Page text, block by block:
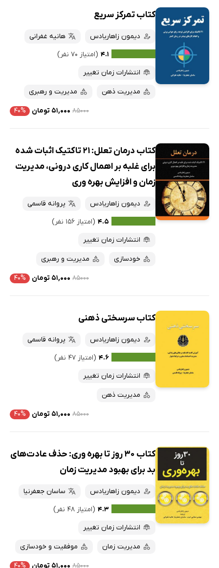
کتاب تمرکز سریع
دیمون زاهاریادس
هانیه غفرانی
۴.۱ (امتیاز ۷۰ نفر)
انتشارات زمان تغییر
مدیریت ذهن مدیریت و رهبری
۸۵۰۰۰ ۵۱,۰۰۰ تومان ۴۰%
کتاب درمان تعلل: 21 تاکتیک اثبات شده
برای غلبه بر اهمال کاری درونی، مدیریت
زمان و افزایش بهره وری
دیمون زاهاریادس
پروانه قاسمی
۴.۵ (امتیاز ۱۵۶ نفر)
انتشارات زمان تغییر
خودسازی مدیریت و رهبری
۸۵۰۰۰ ۵۱,۰۰۰ تومان ۴۰%
کتاب سرسختی ذهنی
دیمون زاهاریادس
پروانه قاسمی
۴.۶ (امتیاز ۴۷ نفر)
انتشارات زمان تغییر
مدیریت ذهن
۸۵۰۰۰ ۵۱,۰۰۰ تومان ۴۰%
کتاب 30 روز تا بهره وری: حذف عادت‌های
بد برای بهبود مدیریت زمان
دیمون زاهاریادس
ساسان جعفرنیا
۴.۳ (امتیاز ۴۸ نفر)
انتشارات زمان تغییر
مدیریت زمان موفقیت و خودسازی
۸۵۰۰۰ ۵۱,۰۰۰ تومان ۴۰%